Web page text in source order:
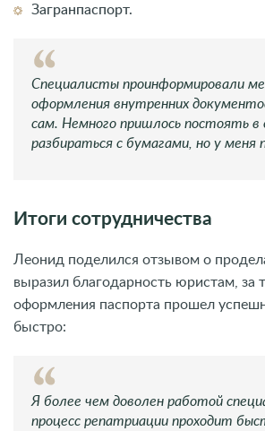
Загранпаспорт.
Специалисты проинформировали
оформления внутренних
сам. Немного пришлось постоять в
разбираться с бумагами, но у меня
Итоги сотрудничества
Леонид поделился отзывом о
выразил благодарность юристам, за
оформления паспорта прошел
быстро:
Я более чем доволен работой
процесс репатриации проходит